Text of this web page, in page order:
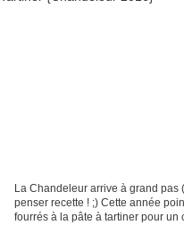
La Chandeleur arrive à grand pas
penser recette ! ;) Cette année
fourrés à la pâte à tartiner pour un